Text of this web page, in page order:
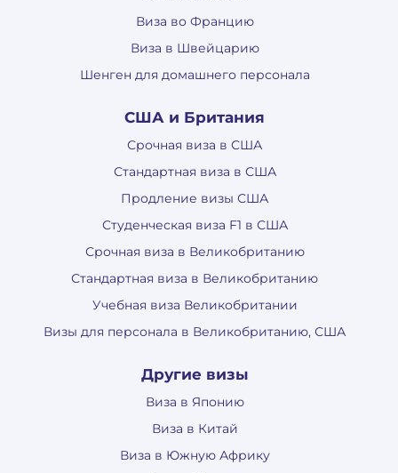
Виза во Францию
Виза в Швейцарию
Шенген для домашнего персонала
США и Британия
Срочная виза в США
Стандартная виза в США
Продление визы США
Студенческая виза F1 в США
Срочная виза в Великобританию
Стандартная виза в Великобританию
Учебная виза Великобритании
Визы для персонала в Великобританию, США
Другие визы
Виза в Японию
Виза в Китай
Виза в Южную Африку